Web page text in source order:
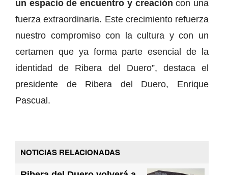
un espacio de encuentro y creación con una
fuerza extraordinaria. Este crecimiento refuerza
nuestro compromiso con la cultura y con un
certamen que ya forma parte esencial de la
identidad de Ribera del Duero”, destaca el
presidente de Ribera del Duero, Enrique
Pascual.
NOTICIAS RELACIONADAS